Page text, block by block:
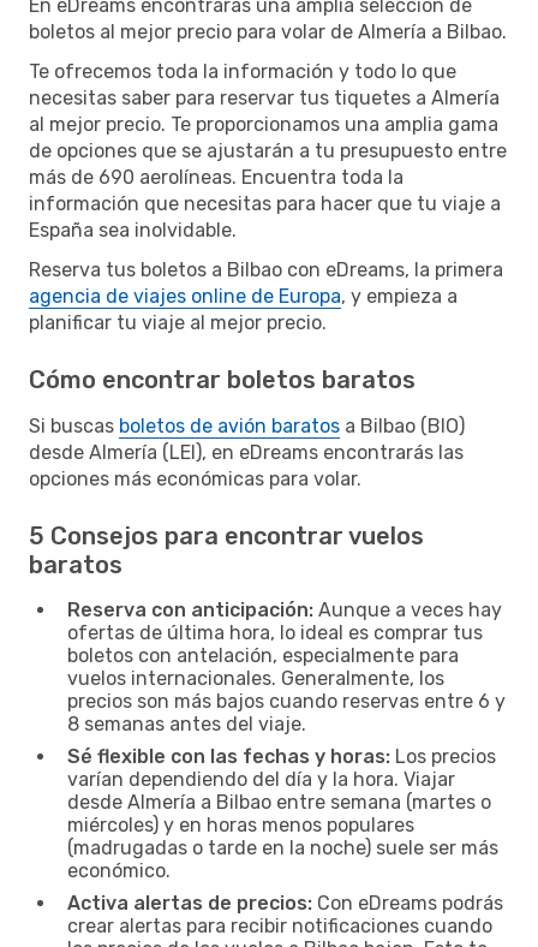
En eDreams encontrarás una amplia selección de
boletos al mejor precio para volar de Almería a Bilbao.
Te ofrecemos toda la información y todo lo que
necesitas saber para reservar tus tiquetes a Almería
al mejor precio. Te proporcionamos una amplia gama
de opciones que se ajustarán a tu presupuesto entre
más de 690 aerolíneas. Encuentra toda la
información que necesitas para hacer que tu viaje a
España sea inolvidable.
Reserva tus boletos a Bilbao con eDreams, la primera
agencia de viajes online de Europa, y empieza a
planificar tu viaje al mejor precio.
Cómo encontrar boletos baratos
Si buscas boletos de avión baratos a Bilbao (BIO)
desde Almería (LEI), en eDreams encontrarás las
opciones más económicas para volar.
5 Consejos para encontrar vuelos
baratos
Reserva con anticipación: Aunque a veces hay
ofertas de última hora, lo ideal es comprar tus
boletos con antelación, especialmente para
vuelos internacionales. Generalmente, los
precios son más bajos cuando reservas entre 6 y
8 semanas antes del viaje.
Sé flexible con las fechas y horas: Los precios
varían dependiendo del día y la hora. Viajar
desde Almería a Bilbao entre semana (martes o
miércoles) y en horas menos populares
(madrugadas o tarde en la noche) suele ser más
económico.
Activa alertas de precios: Con eDreams podrás
crear alertas para recibir notificaciones cuando